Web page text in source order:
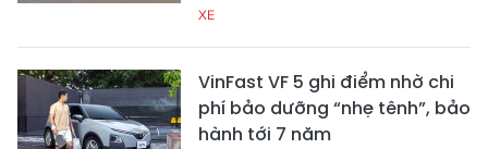
XE
VinFast VF 5 ghi điểm nhờ chi
phí bảo dưỡng “nhẹ tênh”, bảo
hành tới 7 năm